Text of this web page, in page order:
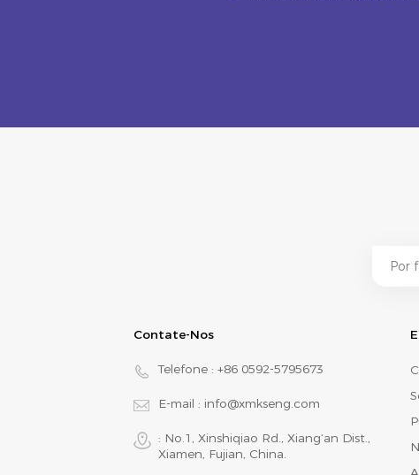
Contate-Nos
Telefone : +86 0592-5795673
E-mail : info@xmkseng.com
: No.1, Xinshiqiao Rd., Xiang‘an Dist.,
Xiamen, Fujian, China.